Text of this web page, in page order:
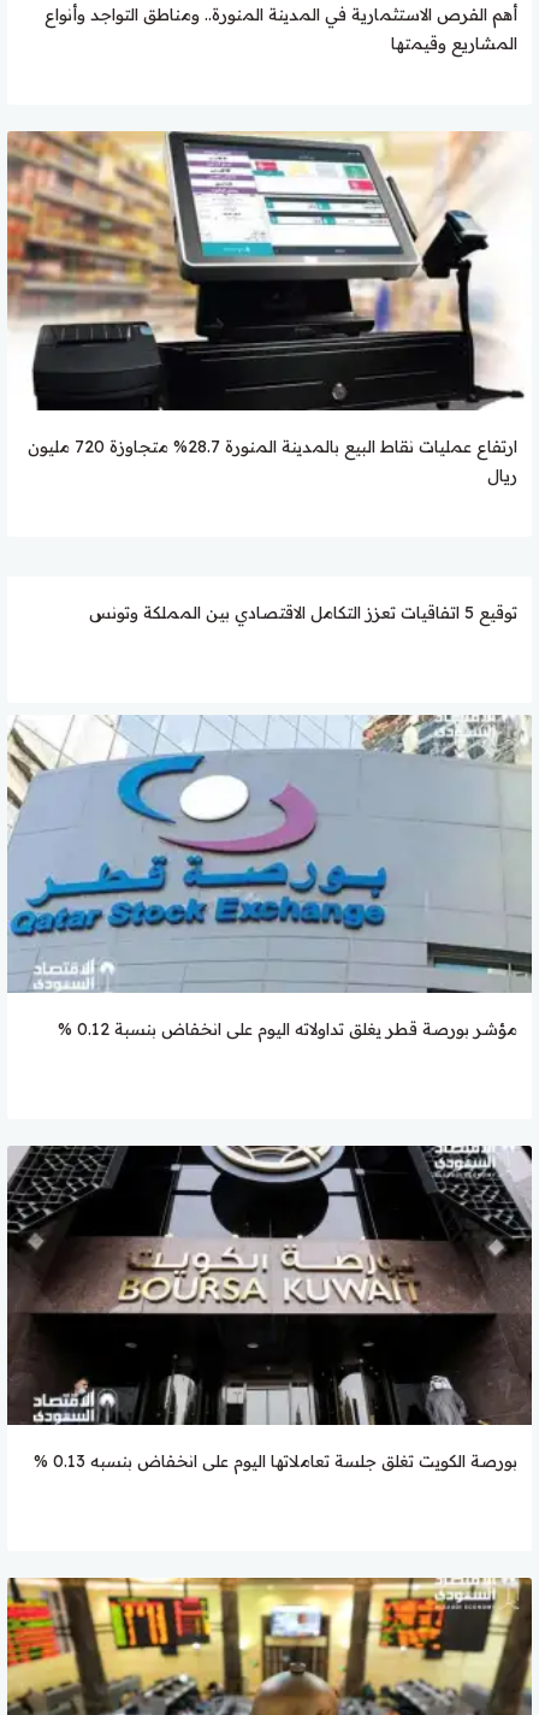
أهم الفرص الاستثمارية في المدينة المنورة.. ومناطق التواجد وأنواع
المشاريع وقيمتها
ارتفاع عمليات نقاط البيع بالمدينة المنورة 28.7% متجاوزة 720 مليون
ريال
توقيع 5 اتفاقيات تعزز التكامل الاقتصادي بين المملكة وتونس
مؤشر بورصة قطر يغلق تداولاته اليوم على انخفاض بنسبة 0.12 %
بورصة الكويت تغلق جلسة تعاملاتها اليوم على انخفاض بنسبه 0.13 %